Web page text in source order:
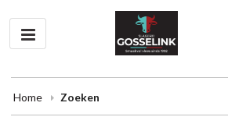
Home Zoeken